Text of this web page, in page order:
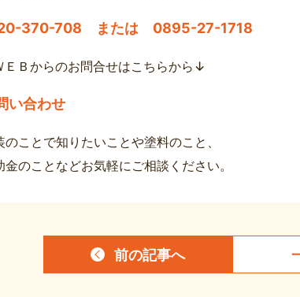
370-708 または 0895-27-1718
Ｂからのお問合せはこちらから↓
い合わせ
のことで知りたいことや塗料のこと、
金のことなどお気軽にご相談ください。
前の記事へ